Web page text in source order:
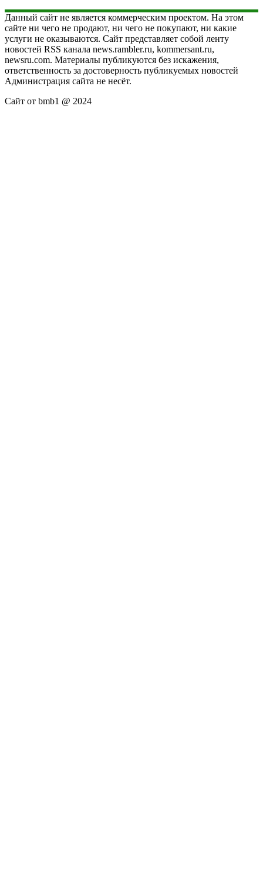
Данный сайт не является коммерческим проектом. На этом
сайте ни чего не продают, ни чего не покупают, ни какие
услуги не оказываются. Сайт представляет собой ленту
новостей RSS канала news.rambler.ru, kommersant.ru,
newsru.com. Материалы публикуются без искажения,
ответственность за достоверность публикуемых новостей
Администрация сайта не несёт.
Сайт от bmb1 @ 2024